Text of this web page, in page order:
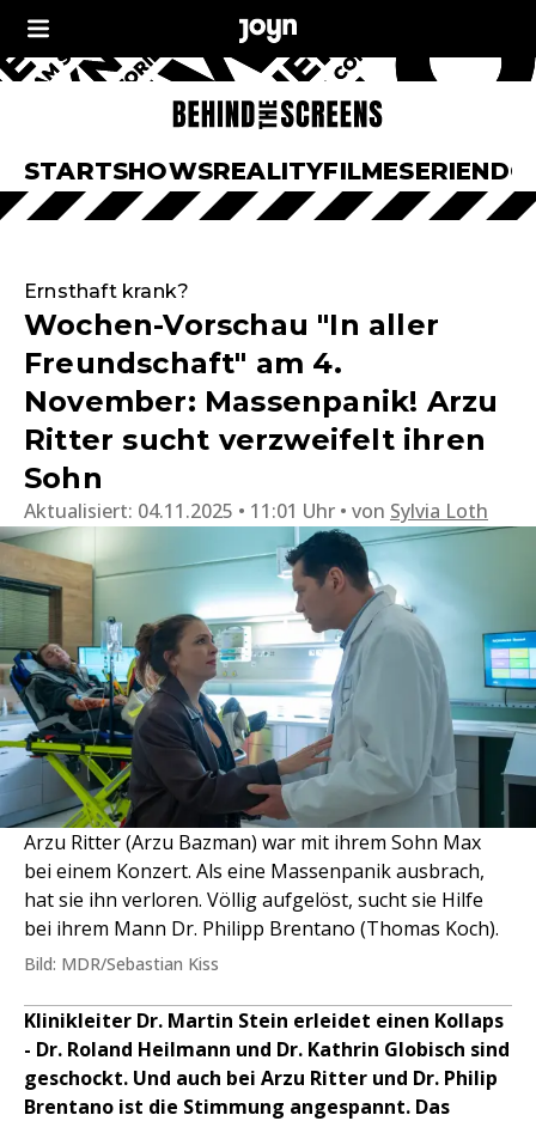
STARTSHOWSREALITYFILMESERIEN
Ernsthaft krank?
Wochen-Vorschau "In aller
Freundschaft" am 4.
November: Massenpanik! Arzu
Ritter sucht verzweifelt ihren
Sohn
Aktualisiert: 04.11.2025 • 11:01 Uhr von Sylvia Loth
Arzu Ritter (Arzu Bazman) war mit ihrem Sohn Max
bei einem Konzert. Als eine Massenpanik ausbrach,
hat sie ihn verloren. Völlig aufgelöst, sucht sie Hilfe
bei ihrem Mann Dr. Philipp Brentano (Thomas Koch).
Bild: MDR/Sebastian Kiss
Klinikleiter Dr. Martin Stein erleidet einen Kollaps
- Dr. Roland Heilmann und Dr. Kathrin Globisch sind
geschockt. Und auch bei Arzu Ritter und Dr. Philip
Brentano ist die Stimmung angespannt. Das